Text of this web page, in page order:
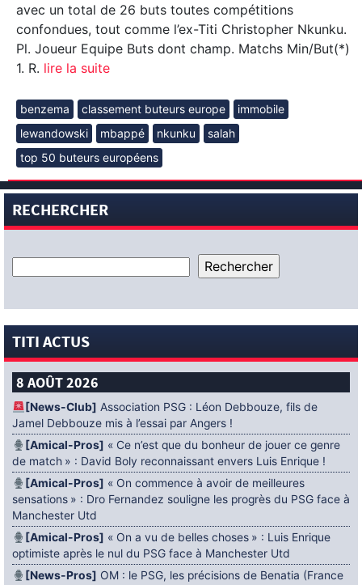
avec un total de 26 buts toutes compétitions
confondues, tout comme l’ex-Titi Christopher Nkunku.
Pl. Joueur Equipe Buts dont champ. Matchs Min/But(*)
1. R. lire la suite
benzema classement buteurs europe
immobile
lewandowski
mbappé nkunku
salah
top 50 buteurs européens
RECHERCHER
TITI ACTUS
8 AOÛT 2026
[News-Club] Association PSG : Léon Debbouze, fils de
Jamel Debbouze mis à l’essai par Angers !
[Amical-Pros] « Ce n’est que du bonheur de jouer ce genre
de match » : David Boly reconnaissant envers Luis Enrique !
[Amical-Pros] « On commence à avoir de meilleures
sensations » : Dro Fernandez souligne les progrès du PSG face à
Manchester Utd
[Amical-Pros] « On a vu de belles choses » : Luis Enrique
optimiste après le nul du PSG face à Manchester Utd
[News-Pros] OM : le PSG, les précisions de Benatia (France